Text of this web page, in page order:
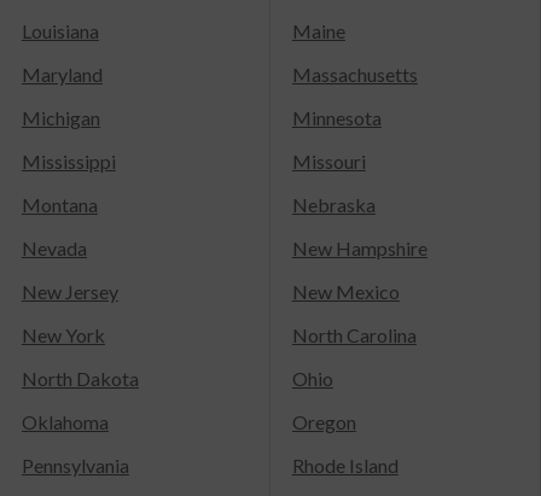
Louisiana
Maine
Maryland
Massachusetts
Michigan
Minnesota
Mississippi
Missouri
Montana
Nebraska
Nevada
New Hampshire
New Jersey
New Mexico
New York
North Carolina
North Dakota
Ohio
Oklahoma
Oregon
Pennsylvania
Rhode Island